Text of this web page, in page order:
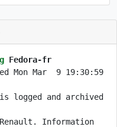
Fedora-fr
Mon Mar  9 19:30:59
logged and archived
Information